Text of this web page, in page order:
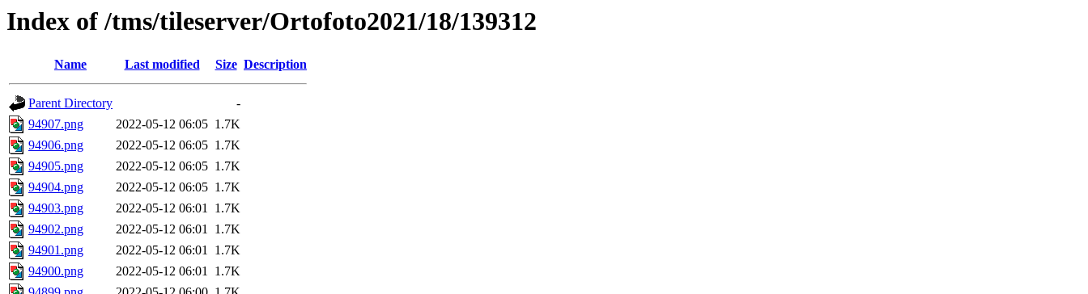
Index of /tms/tileserver/Ortofoto2021/18/139312
Name Last modified Size Description
Parent Directory
-
94907.png
2022-05-12 06:05 1.7K
94906.png
2022-05-12 06:05 1.7K
94905.png
2022-05-12 06:05 1.7K
94904.png
2022-05-12 06:05 1.7K
94903.png
2022-05-12 06:01 1.7K
94902.png
2022-05-12 06:01 1.7K
94901.png
2022-05-12 06:01 1.7K
94900.png
2022-05-12 06:01 1.7K